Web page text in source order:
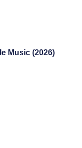
Music (2026)